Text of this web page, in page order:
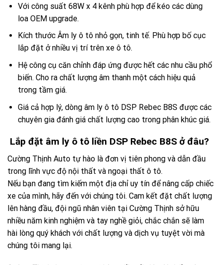
Với công suất 68W x 4 kênh phù hợp để kéo các dùng
loa OEM upgrade.
Kích thước Âm ly ô tô nhỏ gọn, tinh tế. Phù hợp bố cục
lắp đặt ở nhiều vị trí trên xe ô tô.
Hệ công cụ căn chỉnh đáp ứng được hết các nhu cầu phổ
biến. Cho ra chất lượng âm thanh một cách hiệu quả
trong tầm giá.
Giá cả hợp lý, dòng âm ly ô tô DSP Rebec B8S được các
chuyên gia đánh giá chất lượng cao trong phân khúc giá.
Lắp đặt âm ly ô tô liền DSP Rebec B8S ở đâu?
Cường Thịnh Auto tự hào là đơn vị tiên phong và dẫn đầu
trong lĩnh vực độ nội thất và ngoại thất ô tô.
Nếu bạn đang tìm kiếm một địa chỉ uy tín để nâng cấp chiếc
xe của mình, hãy đến với chúng tôi. Cam kết đặt chất lượng
lên hàng đầu, đội ngũ nhân viên tại Cường Thịnh sở hữu
nhiều năm kinh nghiệm và tay nghề giỏi, chắc chắn sẽ làm
hài lòng quý khách với chất lượng và dịch vụ tuyệt vời mà
chúng tôi mang lại.